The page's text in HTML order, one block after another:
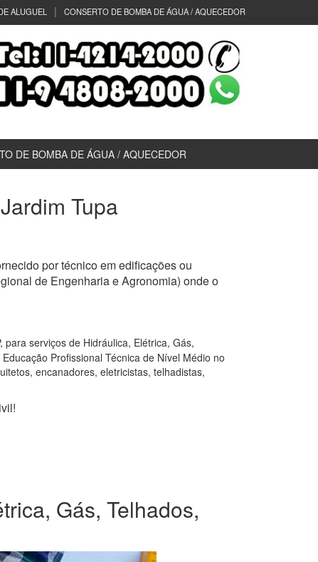
ALUGUEL CONSERTO DE BOMBA DE ÁGUA / AQUECEDOR
DE BOMBA DE ÁGUA / AQUECEDOR
Tupa
por técnico em edificações ou
de Engenharia e Agronomia) onde o
serviços de Hidráulica, Elétrica, Gás,
Profissional Técnica de Nível Médio no
encanadores, eletricistas, telhadistas,
Gás, Telhados,